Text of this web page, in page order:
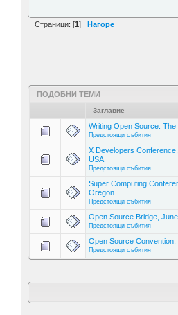
Страници: [1] Нагоре
ПОДОБНИ ТЕМИ
Заглавие
Writing Open Source:
Предстоящи събития
X Developers
USA
Предстоящи събития
Super Computing
Oregon
Предстоящи събития
Open Source Bridge,
Предстоящи събития
Open Source
Предстоящи събития